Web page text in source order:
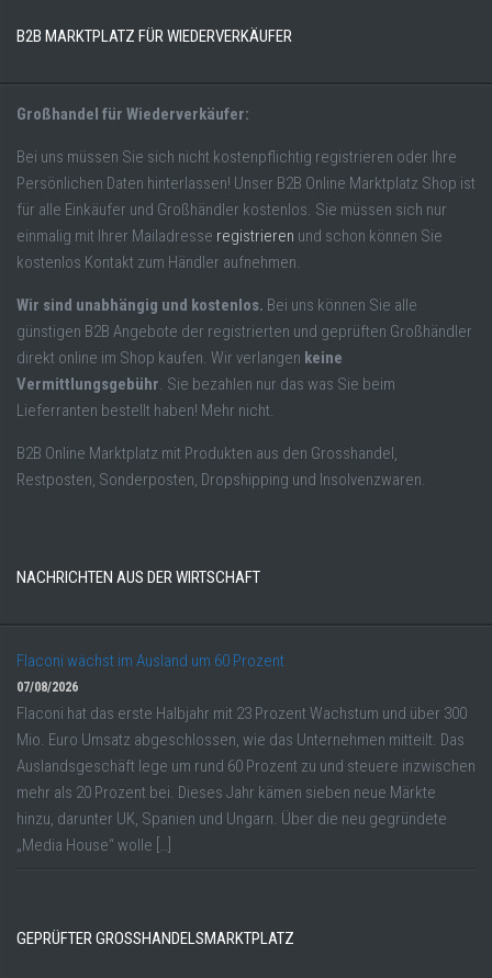
B2B MARKTPLATZ FÜR WIEDERVERKÄUFER
Großhandel für Wiederverkäufer:
Bei uns müssen Sie sich nicht kostenpflichtig registrieren oder Ihre
Persönlichen Daten hinterlassen! Unser B2B Online Marktplatz Shop ist
für alle Einkäufer und Großhändler kostenlos. Sie müssen sich nur
einmalig mit Ihrer Mailadresse registrieren und schon können Sie
kostenlos Kontakt zum Händler aufnehmen.
Wir sind unabhängig und kostenlos. Bei uns können Sie alle
günstigen B2B Angebote der registrierten und geprüften Großhändler
direkt online im Shop kaufen. Wir verlangen keine
Vermittlungsgebühr. Sie bezahlen nur das was Sie beim
Lieferranten bestellt haben! Mehr nicht.
B2B Online Marktplatz mit Produkten aus den Grosshandel,
Restposten, Sonderposten, Dropshipping und Insolvenzwaren.
NACHRICHTEN AUS DER WIRTSCHAFT
Flaconi wächst im Ausland um 60 Prozent
07/08/2026
Flaconi hat das erste Halbjahr mit 23 Prozent Wachstum und über 300
Mio. Euro Umsatz abgeschlossen, wie das Unternehmen mitteilt. Das
Auslandsgeschäft lege um rund 60 Prozent zu und steuere inzwischen
mehr als 20 Prozent bei. Dieses Jahr kämen sieben neue Märkte
hinzu, darunter UK, Spanien und Ungarn. Über die neu gegründete
„Media House“ wolle […]
GEPRÜFTER GROSSHANDELSMARKTPLATZ